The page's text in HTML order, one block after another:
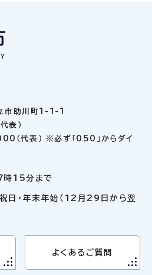
助川町1-1-1
表）
代表） ※必ず「050」からダイ
15分まで
祝日・年末年始（12月29日から翌
よくあるご質問